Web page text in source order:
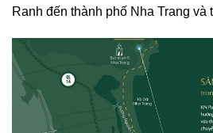
Ranh đến thành phố Nha Trang và